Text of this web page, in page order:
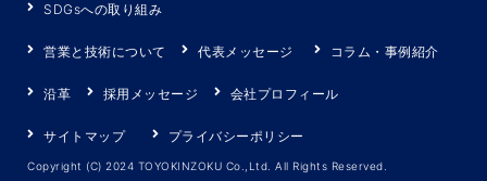
SDGsへの取り組み
営業と技術について 代表メッセージ コラム・事例紹介
沿革 採用メッセージ 会社プロフィール
サイトマップ プライバシーポリシー
Copyright (C) 2024 TOYOKINZOKU Co.,Ltd. All Rights Reserved.